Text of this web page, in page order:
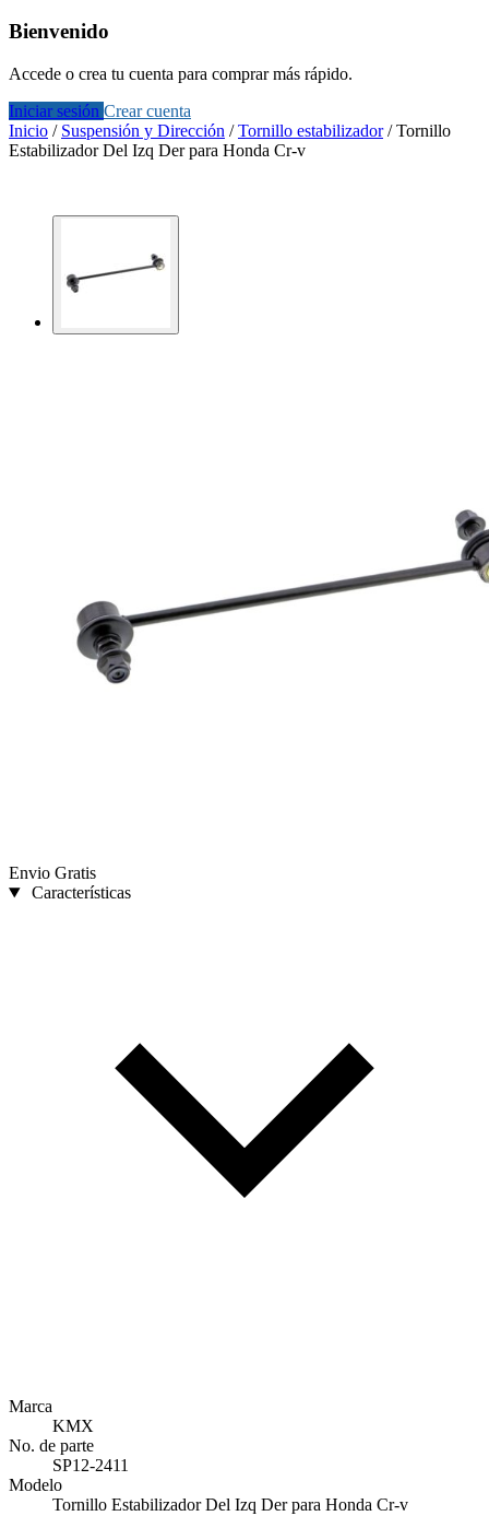
Bienvenido
Accede o crea tu cuenta para comprar más rápido.
Iniciar sesión Crear cuenta
Inicio / Suspensión y Dirección /Tornillo estabilizador/Tornillo
Estabilizador Del Izq Der para Honda Cr-v
Envio Gratis
Características
Marca
KMX
No. de parte
SP12-2411
Modelo
Tornillo Estabilizador Del Izq Der para Honda Cr-v